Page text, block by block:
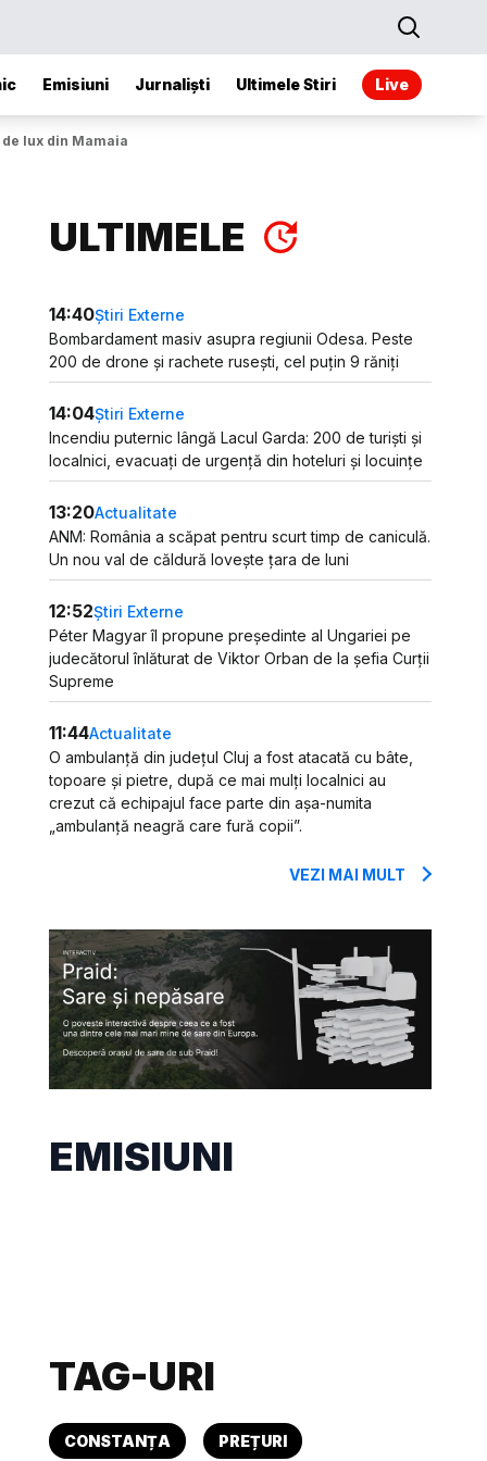
Emisiuni Jurnaliști Ultimele Stiri Live
lux din Mamaia
ULTIMELE
14:40Știri Externe
Bombardament masiv asupra regiunii Odesa. Peste
200 de drone și rachete rusești, cel puțin 9 răniți
14:04Știri Externe
Incendiu puternic lângă Lacul Garda: 200 de turiști și
localnici, evacuați de urgență din hoteluri și locuințe
13:20Actualitate
ANM: România a scăpat pentru scurt timp de caniculă.
Un nou val de căldură lovește țara de luni
12:52Știri Externe
Péter Magyar îl propune președinte al Ungariei pe
judecătorul înlăturat de Viktor Orban de la șefia Curții
Supreme
11:44Actualitate
O ambulanță din județul Cluj a fost atacată cu bâte,
topoare și pietre, după ce mai mulți localnici au
crezut că echipajul face parte din așa-numita
„ambulanță neagră care fură copii”.
VEZI MAI MULT
EMISIUNI
TAG-URI
CONSTANȚA PREȚURI